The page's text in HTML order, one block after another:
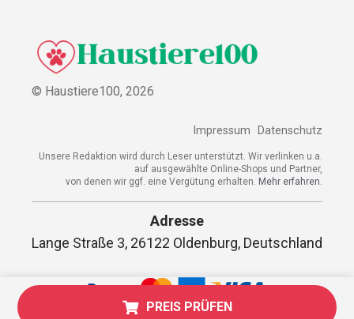
PREIS PRÜFEN
© Haustiere100, 2026
Impressum Datenschutz
Unsere Redaktion wird durch Leser unterstützt. Wir verlinken u.a.
auf ausgewählte Online-Shops und Partner,
von denen wir ggf. eine Vergütung erhalten. Mehr erfahren.
Adresse
Lange Straße 3, 26122 Oldenburg, Deutschland